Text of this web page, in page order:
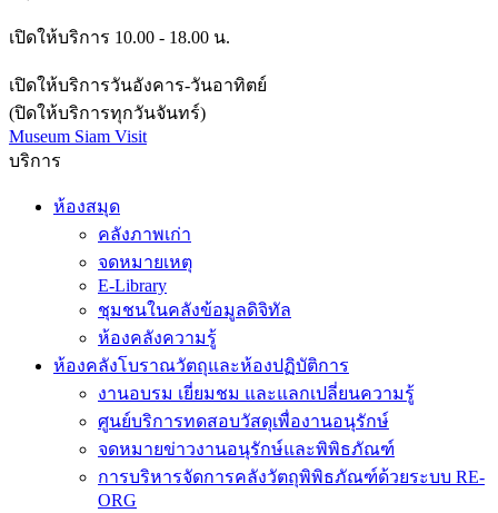
เปิดให้บริการ 10.00 - 18.00 น.
เปิดให้บริการวันอังคาร-วันอาทิตย์
(ปิดให้บริการทุกวันจันทร์)
Museum Siam Visit
บริการ
ห้องสมุด
คลังภาพเก่า
จดหมายเหตุ
E-Library
ชุมชนในคลังข้อมูลดิจิทัล
ห้องคลังความรู้
ห้องคลังโบราณวัตถุและห้องปฏิบัติการ
งานอบรม เยี่ยมชม และแลกเปลี่ยนความรู้
ศูนย์บริการทดสอบวัสดุเพื่องานอนุรักษ์
จดหมายข่าวงานอนุรักษ์และพิพิธภัณฑ์
การบริหารจัดการคลังวัตถุพิพิธภัณฑ์ด้วยระบบ RE-
ORG